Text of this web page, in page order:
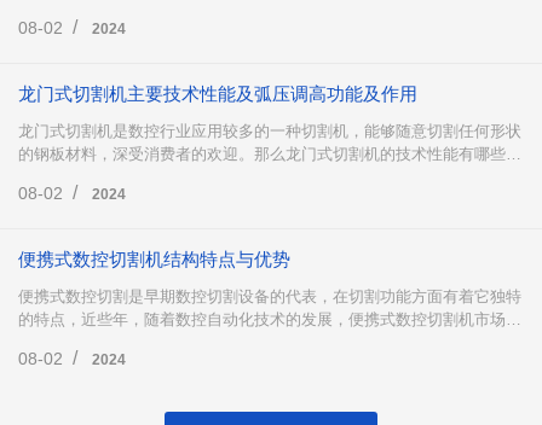
单地介绍一下。
08-02 / 2024
龙门式切割机主要技术性能及弧压调高功能及作用
龙门式切割机是数控行业应用较多的一种切割机，能够随意切割任何形状
的钢板材料，深受消费者的欢迎。那么龙门式切割机的技术性能有哪些
了解一下吧。
08-02 / 2024
便携式数控切割机结构特点与优势
便携式数控切割是早期数控切割设备的代表，在切割功能方面有着它独特
的特点，近些年，随着数控自动化技术的发展，便携式数控切割机市场份
位，下面小编为大家详细介绍便携式数控切割。
08-02 / 2024